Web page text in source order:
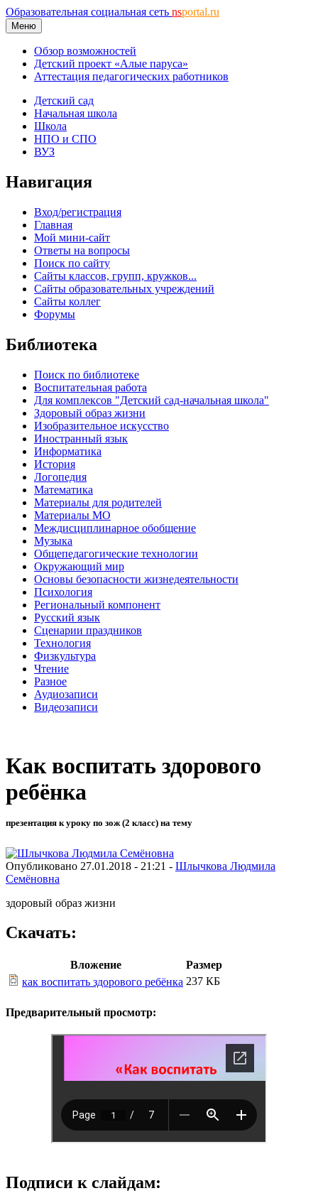
Образовательная социальная сеть nsportal.ru
Меню
Обзор возможностей
Детский проект «Алые паруса»
Аттестация педагогических работников
Детский сад
Начальная школа
Школа
НПО и СПО
ВУЗ
Навигация
Вход/регистрация
Главная
Мой мини-сайт
Ответы на вопросы
Поиск по сайту
Сайты классов, групп, кружков...
Сайты образовательных учреждений
Сайты коллег
Форумы
Библиотека
Поиск по библиотеке
Воспитательная работа
Для комплексов "Детский сад-начальная школа"
Здоровый образ жизни
Изобразительное искусство
Иностранный язык
Информатика
История
Логопедия
Математика
Материалы для родителей
Материалы МО
Междисциплинарное обобщение
Музыка
Общепедагогические технологии
Окружающий мир
Основы безопасности жизнедеятельности
Психология
Региональный компонент
Русский язык
Сценарии праздников
Технология
Физкультура
Чтение
Разное
Аудиозаписи
Видеозаписи
Как воспитать здорового
ребёнка
презентация к уроку по зож (2 класс) на тему
Опубликовано 27.01.2018 - 21:21 - Шлычкова Людмила
Семёновна
здоровый образ жизни
Скачать:
Вложение
Размер
как воспитать здорового ребёнка 237 КБ
Предварительный просмотр:
Подписи к слайдам: